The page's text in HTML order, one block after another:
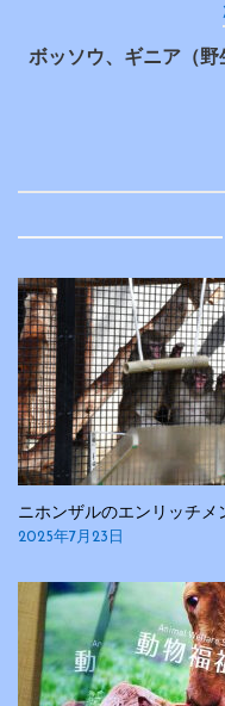
ー
ョ
ン
ボッソウ、ギニア（野
ニホンザルのエンリッチメ
2025年7月23日